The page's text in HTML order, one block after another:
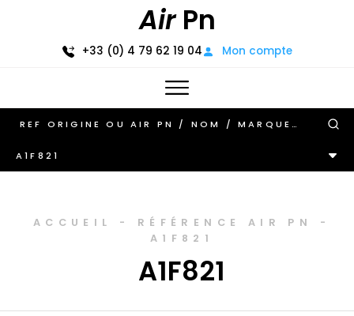
AirPn
+33 (0) 4 79 62 19 04 Mon compte
A1F821
ACCUEIL - RÉFÉRENCE AIR PN
-
A1F821
A1F821